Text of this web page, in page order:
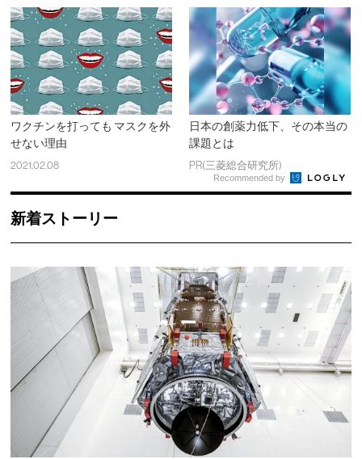
ワクチンを打っても マスクを外
せない理由
2021.02.08
日本の創薬力低下、その本当の
課題とは
PR(三菱総合研究所)
Recommended by
新着ストーリー